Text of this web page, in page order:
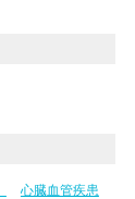
心臓血管疾患